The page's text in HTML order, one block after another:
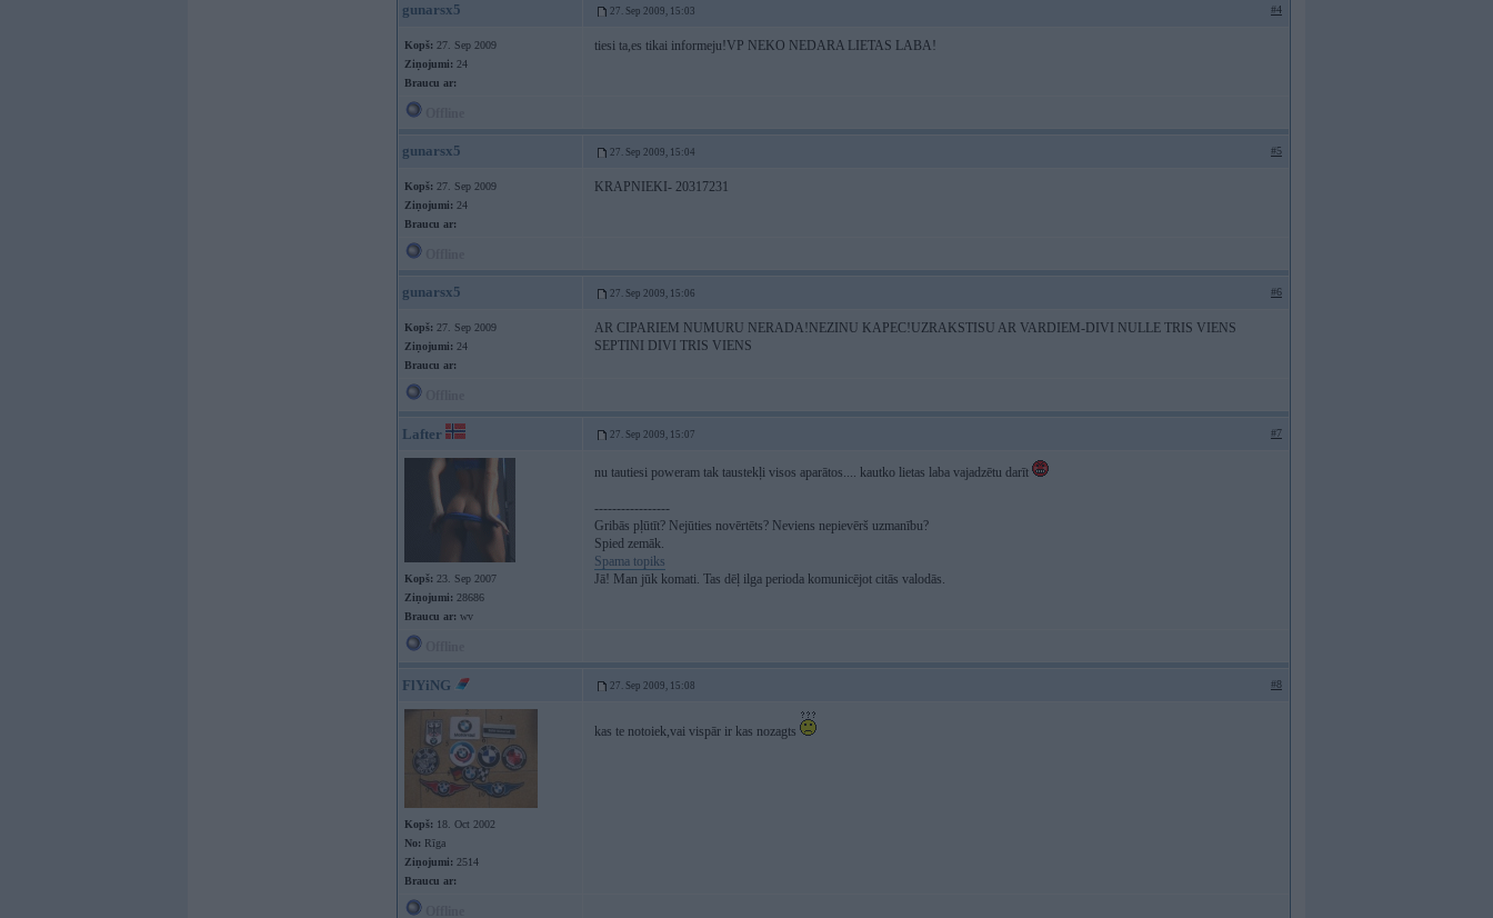
gunarsx5 27. Sep 2009, 15:03 #4
Kopš: 27. Sep 2009
Ziņojumi: 24
Braucu ar:
tiesi ta,es tikai informeju!VP NEKO NEDARA LIETAS LABA!
gunarsx5 27. Sep 2009, 15:04 #5
Kopš: 27. Sep 2009
Ziņojumi: 24
Braucu ar:
KRAPNIEKI- 20317231
gunarsx5 27. Sep 2009, 15:06 #6
Kopš: 27. Sep 2009
Ziņojumi: 24
Braucu ar:
AR CIPARIEM NUMURU NERADA!NEZINU KAPEC!UZRAKSTISU AR VARDIEM-DIVI NULLE TRIS VIENS
SEPTINI DIVI TRIS VIENS
Lafter 27. Sep 2009, 15:07 #7
Kopš: 23. Sep 2007
Ziņojumi: 28686
Braucu ar: wv
nu tautiesi poweram tak taustekļi visos aparātos.... kautko lietas laba vajadzētu darīt
-----------------
Gribās pļūtīt? Nejūties novērtēts? Neviens nepievērš uzmanību?
Spied zemāk.
Spama topiks
Jā! Man jūk komati. Tas dēļ ilga perioda komunicējot citās valodās.
FlYiNG 27. Sep 2009, 15:08 #8
Kopš: 18. Oct 2002
No: Rīga
Ziņojumi: 2514
Braucu ar:
kas te notoiek,vai vispār ir kas nozagts